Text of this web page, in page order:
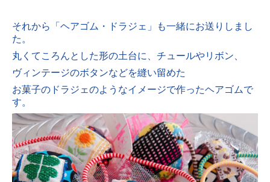
それから「ヘアゴム・ドラジェ」も一緒にお送りしまし
た。
丸くてころんとした形の土台に、チュールやリボン、
ヴィンテージのボタンなどを縫い留めた
お菓子のドラジェのようなイメージで作ったヘアゴムで
す。